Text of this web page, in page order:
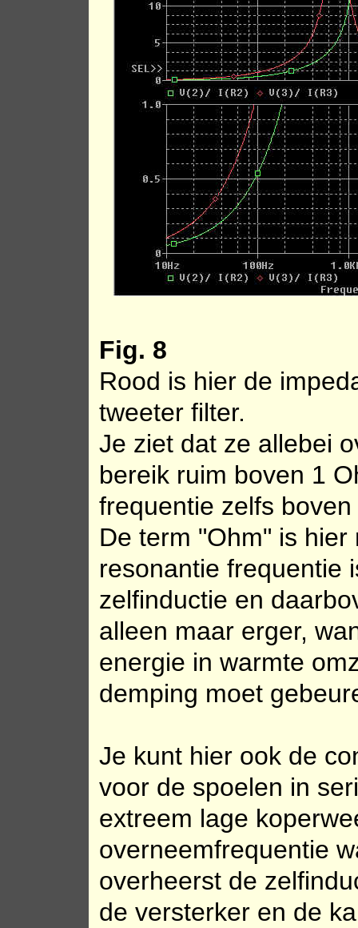
Fig. 8
Rood is hier de
tweeter filter.
Je ziet dat ze allebei
bereik ruim boven 1
frequentie zelfs
De term "Ohm" is
resonantie frequentie
zelfinductie en
alleen maar erger,
energie in warmte
demping moet
Je kunt hier ook de
voor de spoelen in
extreem lage
overneemfrequentie
overheerst de
de versterker en de